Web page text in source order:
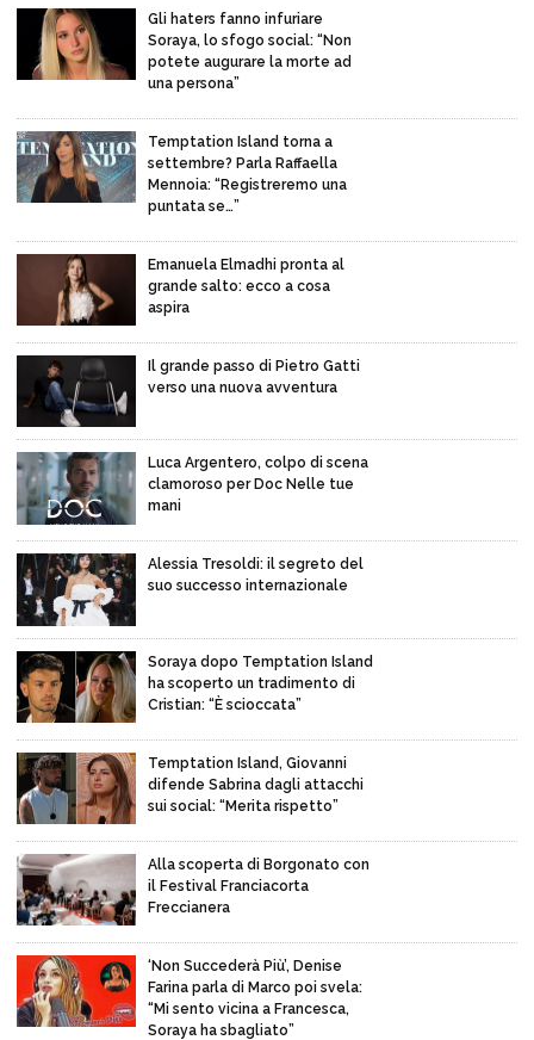
Gli haters fanno infuriare
Soraya, lo sfogo social: “Non
potete augurare la morte ad
una persona”
Temptation Island torna a
settembre? Parla Raffaella
Mennoia: “Registreremo una
puntata se…”
Emanuela Elmadhi pronta al
grande salto: ecco a cosa
aspira
Il grande passo di Pietro Gatti
verso una nuova avventura
Luca Argentero, colpo di scena
clamoroso per Doc Nelle tue
mani
Alessia Tresoldi: il segreto del
suo successo internazionale
Soraya dopo Temptation Island
ha scoperto un tradimento di
Cristian: “È scioccata”
Temptation Island, Giovanni
difende Sabrina dagli attacchi
sui social: “Merita rispetto”
Alla scoperta di Borgonato con
il Festival Franciacorta
Freccianera
‘Non Succederà Più’, Denise
Farina parla di Marco poi svela:
“Mi sento vicina a Francesca,
Soraya ha sbagliato”